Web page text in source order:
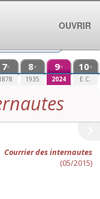
7e 8e
1935
9e
2024
10e
E.C.
Courrier des internautes
(05/2015)
OUVRIR